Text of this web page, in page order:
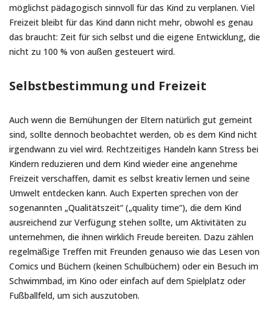
möglichst pädagogisch sinnvoll für das Kind zu verplanen. Viel
Freizeit bleibt für das Kind dann nicht mehr, obwohl es genau
das braucht: Zeit für sich selbst und die eigene Entwicklung, die
nicht zu 100 % von außen gesteuert wird.
Selbstbestimmung und Freizeit
Auch wenn die Bemühungen der Eltern natürlich gut gemeint
sind, sollte dennoch beobachtet werden, ob es dem Kind nicht
irgendwann zu viel wird. Rechtzeitiges Handeln kann Stress bei
Kindern reduzieren und dem Kind wieder eine angenehme
Freizeit verschaffen, damit es selbst kreativ lernen und seine
Umwelt entdecken kann. Auch Experten sprechen von der
sogenannten „Qualitätszeit“ („quality time“), die dem Kind
ausreichend zur Verfügung stehen sollte, um Aktivitäten zu
unternehmen, die ihnen wirklich Freude bereiten. Dazu zählen
regelmäßige Treffen mit Freunden genauso wie das Lesen von
Comics und Büchern (keinen Schulbüchern) oder ein Besuch im
Schwimmbad, im Kino oder einfach auf dem Spielplatz oder
Fußballfeld, um sich auszutoben.